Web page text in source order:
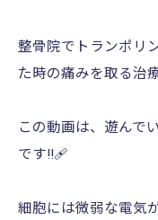
整骨院でトランポリ
た時の痛みを取る治
この動画は、遊んで
です!!🩹
細胞には微弱な電気